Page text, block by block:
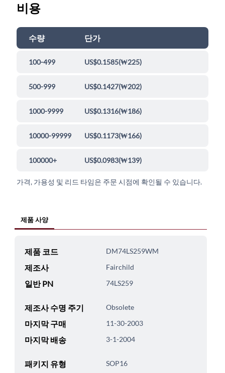
비용
수량 단가
100-499 US$0.1585(₩225)
500-999 US$0.1427(₩202)
1000-9999 US$0.1316(₩186)
10000-99999 US$0.1173(₩166)
100000+ US$0.0983(₩139)
가격, 가용성 및 리드 타임은 주문 시점에 확인될 수 있습니다.
제품 사양
제품 코드 DM74LS259WM
제조사 Fairchild
일반 PN 74LS259
제조사 수명 주기 Obsolete
마지막 구매 11-30-2003
마지막 배송 3-1-2004
패키지 유형 SOP16